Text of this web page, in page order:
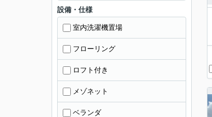
設備・仕様
室内洗濯機置場
フローリング
ロフト付き
メゾネット
ベランダ